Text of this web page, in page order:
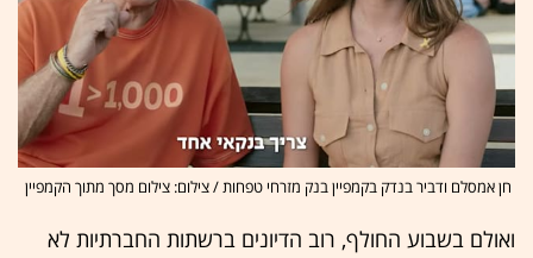
חן אמסלם ודביר בנדק בקמפיין בנק מזרחי טפחות / צילום: צילום מסך מתוך הקמפיין
ואולם בשבוע החולף, רוב הדיונים ברשתות החברתיות לא